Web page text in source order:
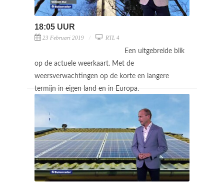
18:05 UUR
23 Februari 2019 RTL 4
Een uitgebreide blik
op de actuele weerkaart. Met de
weersverwachtingen op de korte en langere
termijn in eigen land en in Europa.